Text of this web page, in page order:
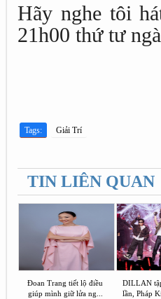
Hãy nghe tôi
21h00 thứ tư
Tags: Giải Trí
TIN LIÊN QUAN
Đoan Trang tiết lộ điều
giúp mình giữ lửa ng...
DILLAN
lần, Pháp